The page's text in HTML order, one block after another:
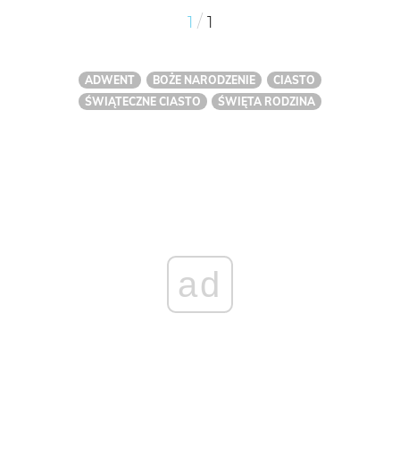
1 / 1
ADWENT BOŻE NARODZENIE
CIASTO
ŚWIĄTECZNE CIASTO
ŚWIĘTA RODZINA
ad